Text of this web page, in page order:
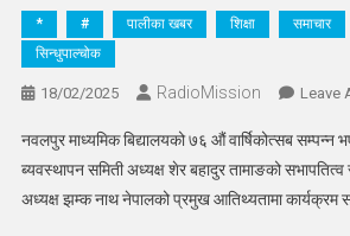
* # पालीका खबर शिक्षा समाचार
सिन्धुपाल्चोक
18/02/2025 RadioMission Leave
नवलपुर माध्यमिक बिद्यालयको ७६ औं वार्षिकोत्सब सम्पन्न
ब्यवस्थापन समिती अध्यक्ष शेर बहादुर तामाङको सभापतित्व
अध्यक्ष झम्क नाथ नेपालको प्रमुख आतिथ्यतामा कार्यक्रम